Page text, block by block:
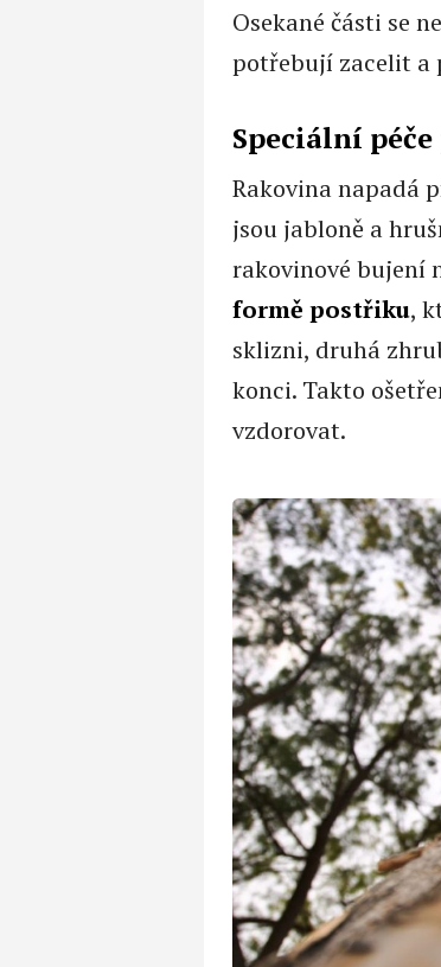
Osekané části se
potřebují zacelit a
Speciální
Rakovina napadá
jsou jabloně a
rakovinové bujení
formě postřiku,
sklizni, druhá
konci. Takto
vzdorovat.